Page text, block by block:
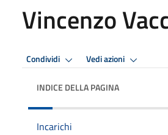
Vincenzo
Condividi Vedi azioni
INDICE DELLA PAGINA
Incarichi